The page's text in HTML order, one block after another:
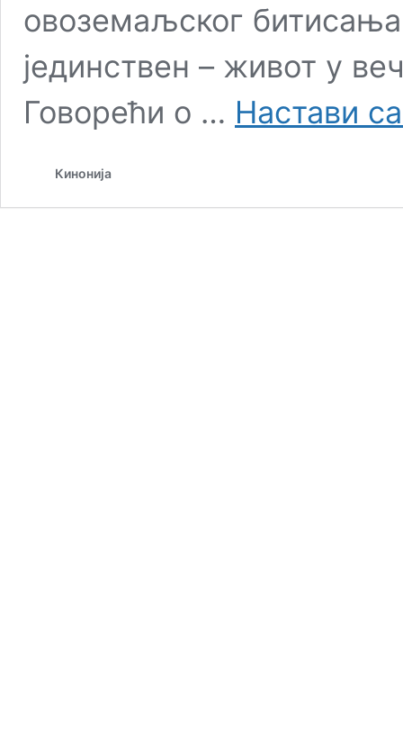
овоземаљског
јединствен – живот у
Говорећи о … Настави
Кинонија